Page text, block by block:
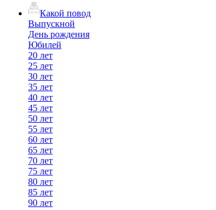
Какой повод
Выпускной
День рождения
Юбилей
20 лет
25 лет
30 лет
35 лет
40 лет
45 лет
50 лет
55 лет
60 лет
65 лет
70 лет
75 лет
80 лет
85 лет
90 лет